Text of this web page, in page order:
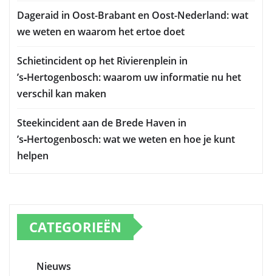
Dageraid in Oost-Brabant en Oost-Nederland: wat
we weten en waarom het ertoe doet
Schietincident op het Rivierenplein in
’s‑Hertogenbosch: waarom uw informatie nu het
verschil kan maken
Steekincident aan de Brede Haven in
’s‑Hertogenbosch: wat we weten en hoe je kunt
helpen
CATEGORIEËN
Nieuws